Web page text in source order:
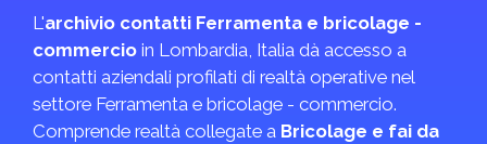
L'archivio contatti Ferramenta e bricolage -
commercio in Lombardia, Italia dà accesso a
contatti aziendali profilati di realtà operative nel
settore Ferramenta e bricolage - commercio.
Comprende realtà collegate a Bricolage e fai da